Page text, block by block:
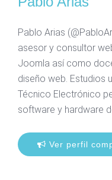
Pablo Arias
asesor y consultor
Joomla así como
diseño web. Estudios
Técnico Electrónico
software y hardware
Ver perfil